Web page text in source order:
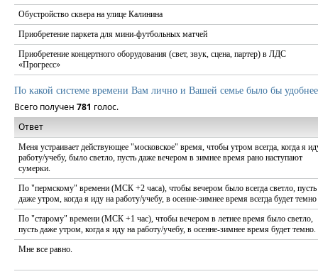
Обустройство сквера на улице Калинина
Приобретение паркета для мини-футбольных матчей
Приобретение концертного оборудования (свет, звук, сцена, партер) в ЛДС
«Прогресс»
По какой системе времени Вам лично и Вашей семье было бы
Всего получен 781 голос.
Ответ
Меня устраивает действующее "московское" время, чтобы утром всегда, когда я
работу/учебу, было светло, пусть даже вечером в зимнее время рано наступают
сумерки.
По "пермскому" времени (МСК +2 часа), чтобы вечером было всегда светло, пусть
даже утром, когда я иду на работу/учебу, в осенне-зимнее время всегда будет темно
По "старому" времени (МСК +1 час), чтобы вечером в летнее время было светло,
пусть даже утром, когда я иду на работу/учебу, в осенне-зимнее время будет темно.
Мне все равно.